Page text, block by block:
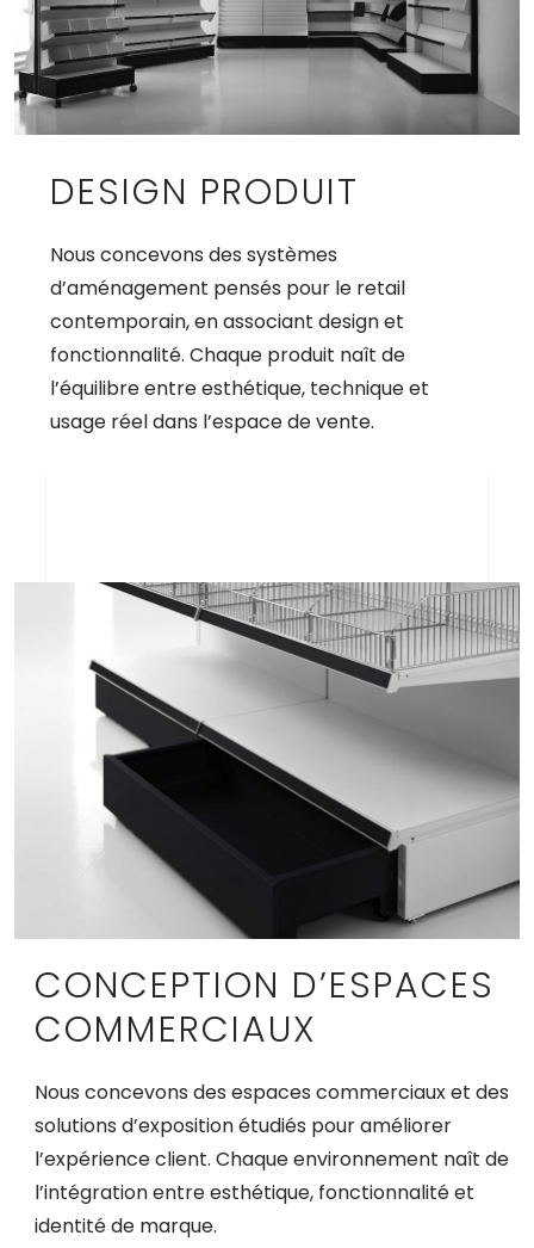
DESIGN PRODUIT
Nous concevons des systèmes
d’aménagement pensés pour le retail
contemporain, en associant design et
fonctionnalité. Chaque produit naît de
l’équilibre entre esthétique, technique et
usage réel dans l’espace de vente.
CONCEPTION D’ESPACES
COMMERCIAUX
Nous concevons des espaces commerciaux et des
solutions d’exposition étudiés pour améliorer
l’expérience client. Chaque environnement naît de
l’intégration entre esthétique, fonctionnalité et
identité de marque.